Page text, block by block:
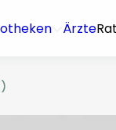
Ärzte